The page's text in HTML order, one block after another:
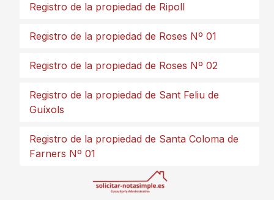
Registro de la propiedad de Ripoll
Registro de la propiedad de Roses Nº 01
Registro de la propiedad de Roses Nº 02
Registro de la propiedad de Sant Feliu de
Guíxols
Registro de la propiedad de Santa Coloma de
Farners Nº 01